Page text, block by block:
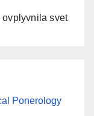
svet
Ponerology